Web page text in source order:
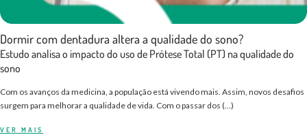
Dormir com dentadura altera a qualidade do sono?
Estudo analisa o impacto do uso de Prótese Total (PT) na qualidade do
sono
Com os avanços da medicina, a população está vivendo mais. Assim, novos desafios
surgem para melhorar a qualidade de vida. Com o passar dos (…)
VER MAIS